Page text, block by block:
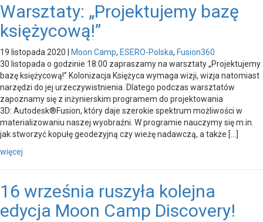
Warsztaty: „Projektujemy bazę
księżycową!”
19 listopada 2020 | Moon Camp, ESERO-Polska, Fusion360
30 listopada o godzinie 18:00 zapraszamy na warsztaty „Projektujemy
bazę księżycową!” Kolonizacja Księżyca wymaga wizji, wizja natomiast
narzędzi do jej urzeczywistnienia. Dlatego podczas warsztatów
zapoznamy się z inżynierskim programem do projektowania
3D: Autodesk®Fusion, który daje szerokie spektrum możliwości w
materializowaniu naszej wyobraźni. W programie nauczymy się m.in.
jak stworzyć kopułę geodezyjną czy wieżę nadawczą, a także […]
więcej
16 września ruszyła kolejna
edycja Moon Camp Discovery!